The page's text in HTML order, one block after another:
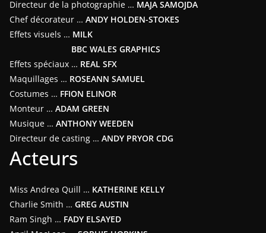
Directeur de la photographie … MAJA SAMOJDA
Chef décorateur … ANDY HOLDEN-STOKES
Effets visuels … MILK
BBC WALES GRAPHICS
Effets spéciaux … REAL SFX
Maquillages … ROSEANN SAMUEL
Costumes … FFION ELINOR
Monteur … ADAM GREEN
Musique … ANTHONY WEEDEN
Directeur de casting … ANDY PRYOR CDG
Acteurs
Miss Andrea Quill … KATHERINE KELLY
Charlie Smith … GREG AUSTIN
Ram Singh … FADY ELSAYED